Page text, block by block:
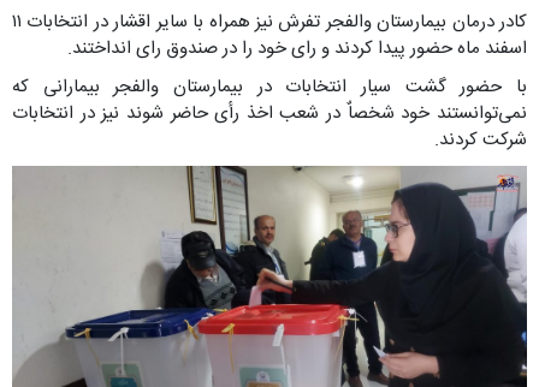
کادر درمان بیمارستان والفجر تفرش نیز همراه با سایر اقشار در انتخابات ۱۱
اسفند ماه حضور پیدا کردند و رای خود را در صندوق رای انداختند.
با حضور گشت سیار انتخابات در بیمارستان والفجر بیمارانی که
نمی‌توانستند خود شخصاٌ در شعب اخذ رأی حاضر شوند نیز در انتخابات
شرکت کردند.